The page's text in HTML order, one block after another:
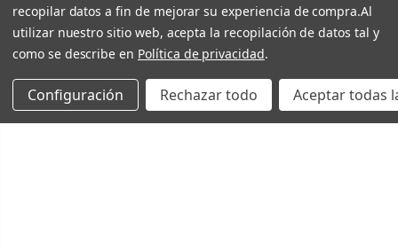
recopilar datos a fin de mejorar su experiencia de compra.Al
utilizar nuestro sitio web, acepta la recopilación de datos tal y
como se describe en Política de privacidad.
Configuración Rechazar todo Aceptar todas